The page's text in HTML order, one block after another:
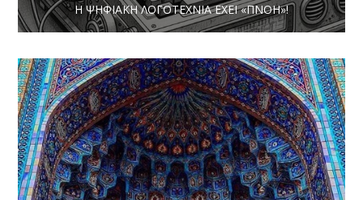
Η ΨΗΦΙΑΚΉ ΛΟΓΟΤΕΧΝΊΑ ΈΧΕΙ «ΠΝΟΉ»!